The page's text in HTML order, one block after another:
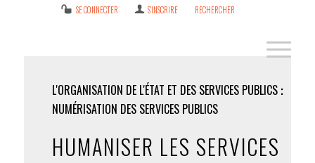
SE CONNECTER S’INSCRIRE RECHERCHER
L'ORGANISATION DE L'ÉTAT ET DES SERVICES PUBLICS
NUMÉRISATION DES SERVICES PUBLICS
HUMANISER LES SERVICES